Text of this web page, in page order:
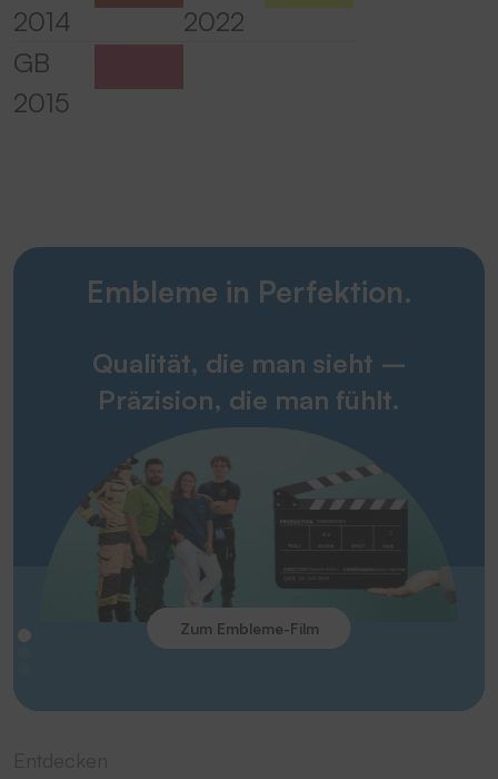
2014
2022
GB
2015
Embleme in Perfektion.
Qualität, die man sieht –
Präzision, die man fühlt.
Zum Embleme-Film